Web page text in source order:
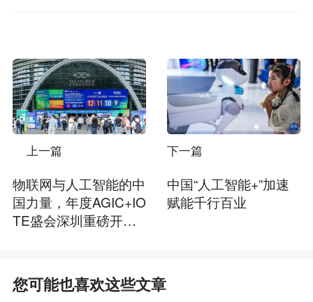
上一篇
物联网与人工智能的中
国力量，年度AGIC+IO
TE盛会深圳重磅开
下一篇
中国“人工智能+”加速
赋能千行百业
您可能也喜欢这些文章